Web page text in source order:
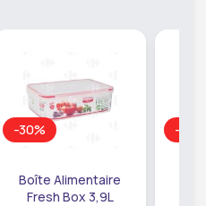
-30%
Boîte Alimentaire
Fresh Box 3,9L
-